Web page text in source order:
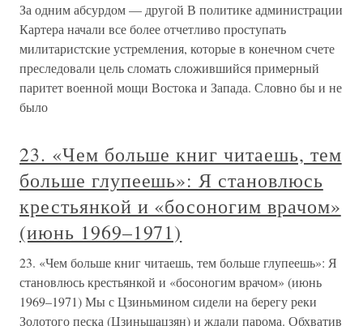
За одним абсурдом — другой В политике администрации
Картера начали все более отчетливо проступать
милитаристские устремления, которые в конечном счете
преследовали цель сломать сложившийся примерный
паритет военной мощи Востока и Запада. Словно бы и не
было
23. «Чем больше книг читаешь, тем
больше глупеешь»: Я становлюсь
крестьянкой и «босоногим врачом»
(июнь 1969–1971)
23. «Чем больше книг читаешь, тем больше глупеешь»: Я
становлюсь крестьянкой и «босоногим врачом» (июнь
1969–1971) Мы с Цзиньмином сидели на берегу реки
Золотого песка (Цзиньшацзян) и ждали парома. Обхватив